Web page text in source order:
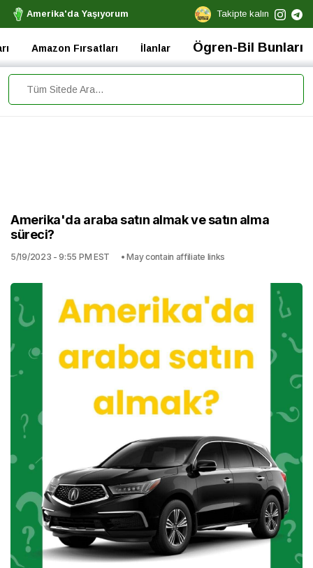
Amerika'da Yaşıyorum Takipte kalın
Amazon Fırsatları İlanlar Ögren-Bil Bunları
Amerika'da araba satın almak ve satın alma
süreci?
5/19/2023 - 9:55 PM EST • May contain affiliate links